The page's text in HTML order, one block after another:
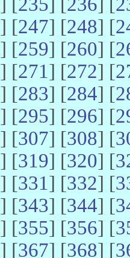
] [247] [248] [
] [259] [260] [
] [271] [272] [
] [283] [284] [
] [295] [296] [
] [307] [308] [
] [319] [320] [
] [331] [332] [
] [343] [344] [
] [355] [356] [
] [367] [368] [